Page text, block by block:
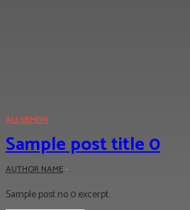
ALLGEMEIN
Sample post title 0
AUTHOR NAME-
Sample post no 0 excerpt.